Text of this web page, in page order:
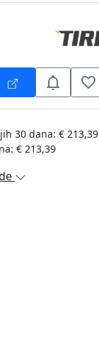
30 dana: € 213,39
€ 213,39